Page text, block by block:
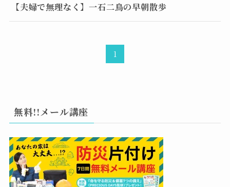
【夫婦で無理なく】一石二鳥の早朝散歩
1
無料!!メール講座